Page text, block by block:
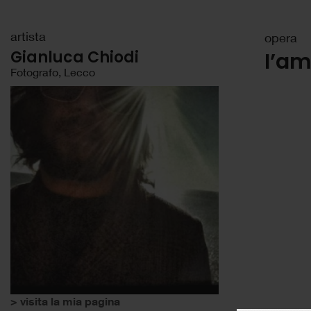
opera
I’am
artista
Gianluca Chiodi
Fotografo, Lecco
> visita la mia pagina